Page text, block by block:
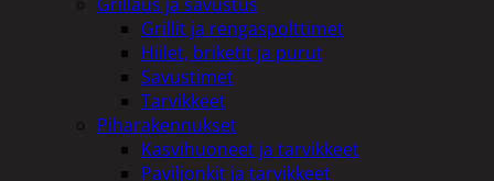
Grillit ja rengaspolttimet
Hiilet, briketit ja purut
Savustimet
Tarvikkeet
Piharakennukset
Kasvihuoneet ja tarvikkeet
Paviljonkit ja tarvikkeet